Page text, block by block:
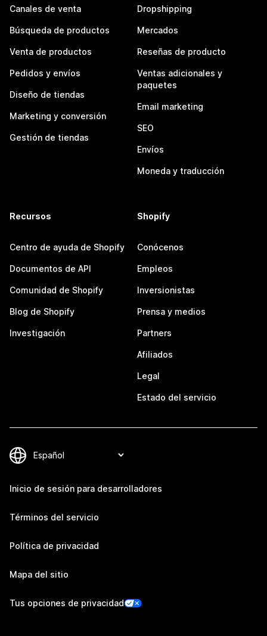
Canales de venta
Búsqueda de productos
Venta de productos
Pedidos y envíos
Diseño de tiendas
Marketing y conversión
Gestión de tiendas
Dropshipping
Mercados
Reseñas de producto
Ventas adicionales y
paquetes
Email marketing
SEO
Envíos
Moneda y traducción
Recursos
Centro de ayuda de Shopify
Documentos de API
Comunidad de Shopify
Blog de Shopify
Investigación
Shopify
Conócenos
Empleos
Inversionistas
Prensa y medios
Partners
Afiliados
Legal
Estado del servicio
Inicio de sesión para desarrolladores
Términos del servicio
Política de privacidad
Mapa del sitio
Tus opciones de privacidad